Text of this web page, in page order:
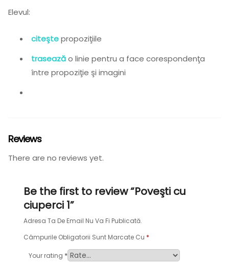
Elevul:
citeştepropoziţiile
traseazăo linie pentru a face corespondenţa
între propoziţie şi imagini
Reviews
There are no reviews yet.
Be the first to review “Poveşti cu
ciuperci 1”
Adresa Ta De Email Nu Va Fi Publicată.
Câmpurile Obligatorii Sunt Marcate Cu *
Your rating *